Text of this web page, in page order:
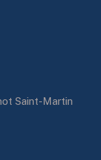
Saint-Martin